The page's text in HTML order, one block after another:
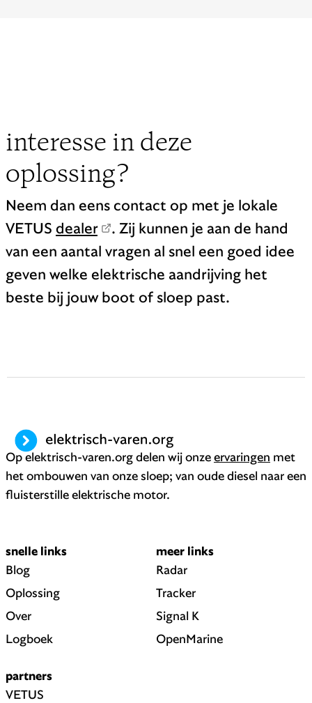
interesse in deze
oplossing?
Neem dan eens contact op met je lokale
VETUS dealer
. Zij kunnen je aan de hand
van een aantal vragen al snel een goed idee
geven welke elektrische aandrijving het
beste bij jouw boot of sloep past.
Op elektrisch-varen.org delen wij onzeervaringen met
het ombouwen van onze sloep; van oude diesel naar een
fluisterstille elektrische motor.
snelle links
Blog
Oplossing
Over
Logboek
meer links
Radar
Tracker
Signal K
OpenMarine
partners
VETUS